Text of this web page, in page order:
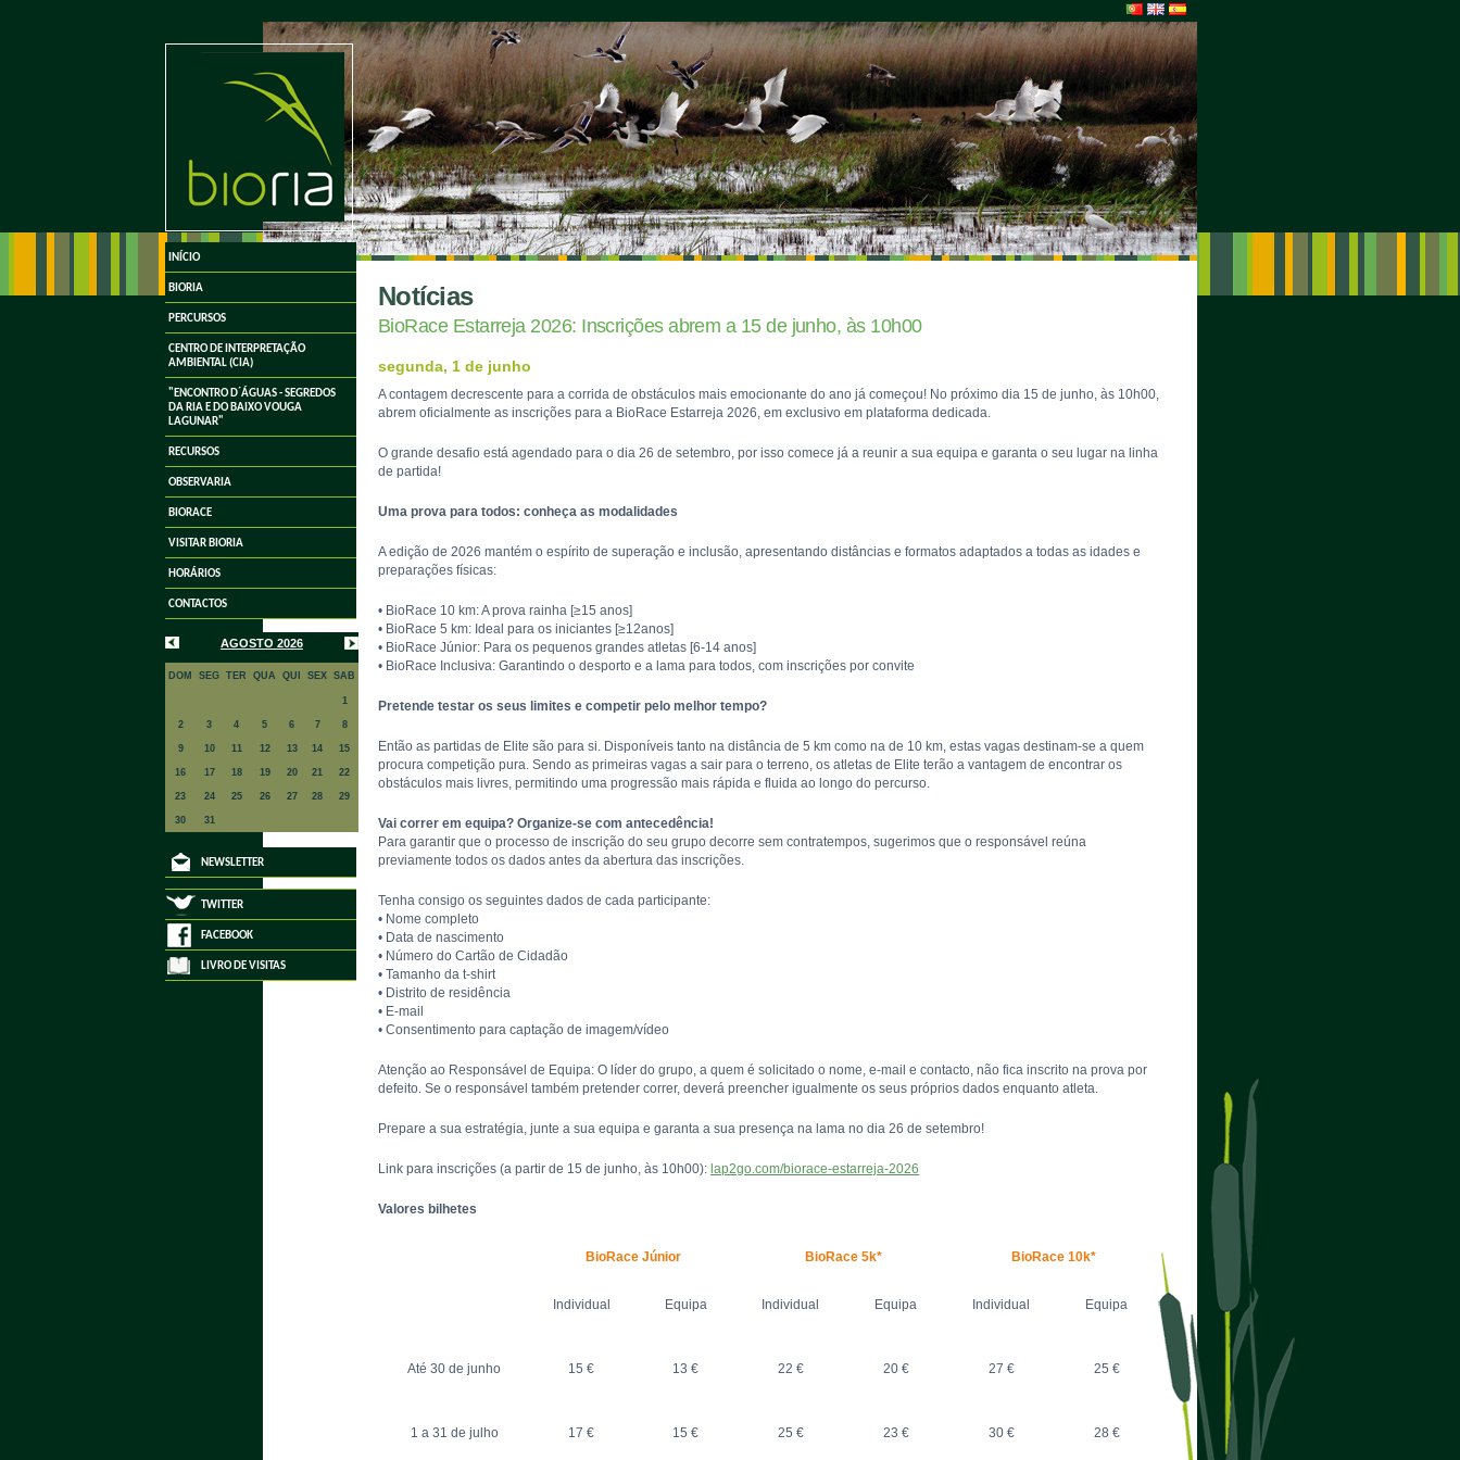
undefined
INÍCIO
BIORIA
PERCURSOS
CENTRO DE INTERPRETAÇÃO
AMBIENTAL (CIA)
"ENCONTRO D´ÁGUAS - SEGREDOS
DA RIA E DO BAIXO VOUGA
LAGUNAR"
RECURSOS
OBSERVARIA
BIORACE
VISITAR BIORIA
HORÁRIOS
CONTACTOS
AGOSTO 2026
DOM SEG TER QUA QUI SEX SAB
1
2 3 4 5 6 7 8
9 10 11 12 13 14 15
16 17 18 19 20 21 22
23 24 25 26 27 28 29
30 31
NEWSLETTER
TWITTER
FACEBOOK
LIVRO DE VISITAS
Notícias
BioRace Estarreja 2026: Inscrições abrem a 15 de junho, às 10h00
segunda, 1 de junho
A contagem decrescente para a corrida de obstáculos mais emocionante do ano já começou! No próximo dia 15 de junho, às 10h00,
abrem oficialmente as inscrições para a BioRace Estarreja 2026, em exclusivo em plataforma dedicada.
O grande desafio está agendado para o dia 26 de setembro, por isso comece já a reunir a sua equipa e garanta o seu lugar na linha
de partida!
Uma prova para todos: conheça as modalidades
A edição de 2026 mantém o espírito de superação e inclusão, apresentando distâncias e formatos adaptados a todas as idades e
preparações físicas:
• BioRace 10 km: A prova rainha [≥15 anos]
• BioRace 5 km: Ideal para os iniciantes [≥12anos]
• BioRace Júnior: Para os pequenos grandes atletas [6-14 anos]
• BioRace Inclusiva: Garantindo o desporto e a lama para todos, com inscrições por convite
Pretende testar os seus limites e competir pelo melhor tempo?
Então as partidas de Elite são para si. Disponíveis tanto na distância de 5 km como na de 10 km, estas vagas destinam-se a quem
procura competição pura. Sendo as primeiras vagas a sair para o terreno, os atletas de Elite terão a vantagem de encontrar os
obstáculos mais livres, permitindo uma progressão mais rápida e fluida ao longo do percurso.
Vai correr em equipa? Organize-se com antecedência!
Para garantir que o processo de inscrição do seu grupo decorre sem contratempos, sugerimos que o responsável reúna
previamente todos os dados antes da abertura das inscrições.
Tenha consigo os seguintes dados de cada participante:
• Nome completo
• Data de nascimento
• Número do Cartão de Cidadão
• Tamanho da t-shirt
• Distrito de residência
• E-mail
• Consentimento para captação de imagem/vídeo
Atenção ao Responsável de Equipa: O líder do grupo, a quem é solicitado o nome, e-mail e contacto, não fica inscrito na prova por
defeito. Se o responsável também pretender correr, deverá preencher igualmente os seus próprios dados enquanto atleta.
Prepare a sua estratégia, junte a sua equipa e garanta a sua presença na lama no dia 26 de setembro!
Link para inscrições (a partir de 15 de junho, às 10h00): lap2go.com/biorace-estarreja-2026
Valores bilhetes
BioRace Júnior BioRace 5k* BioRace 10k*
Individual Equipa Individual Equipa Individual Equipa
Até 30 de junho 15 € 13 € 22 € 20 € 27 € 25 €
1 a 31 de julho 17 € 15 € 25 € 23 € 30 € 28 €